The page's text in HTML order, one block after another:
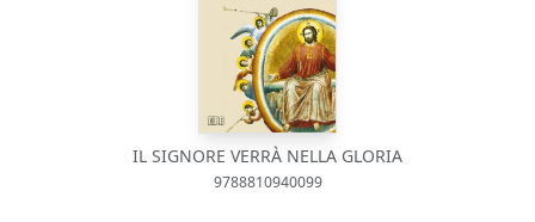
IL SIGNORE VERRÀ NELLA GLORIA
9788810940099